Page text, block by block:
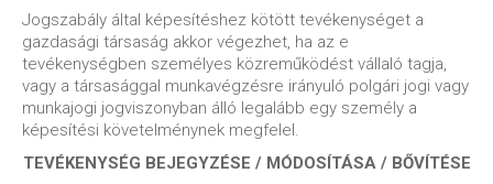
Jogszabály által képesítéshez kötött tevékenységet a
gazdasági társaság akkor végezhet, ha az e
tevékenységben személyes közreműködést vállaló tagja,
vagy a társasággal munkavégzésre irányuló polgári jogi vagy
munkajogi jogviszonyban álló legalább egy személy a
képesítési követelménynek megfelel.
TEVÉKENYSÉG BEJEGYZÉSE / MÓDOSÍTÁSA / BŐVÍTÉSE